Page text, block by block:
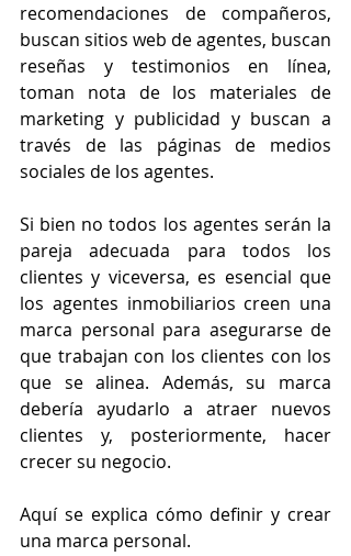
recomendaciones de compañeros,
buscan sitios web de agentes, buscan
reseñas y testimonios en línea,
toman nota de los materiales de
marketing y publicidad y buscan a
través de las páginas de medios
sociales de los agentes.
Si bien no todos los agentes serán la
pareja adecuada para todos los
clientes y viceversa, es esencial que
los agentes inmobiliarios creen una
marca personal para asegurarse de
que trabajan con los clientes con los
que se alinea. Además, su marca
debería ayudarlo a atraer nuevos
clientes y, posteriormente, hacer
crecer su negocio.
Aquí se explica cómo definir y crear
una marca personal.